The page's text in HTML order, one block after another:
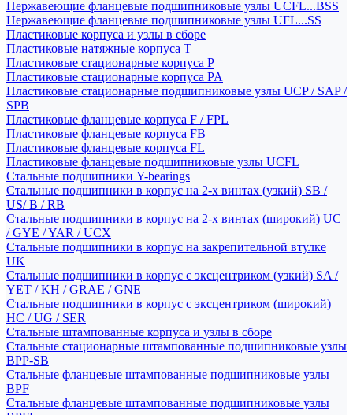
Нержавеющие фланцевые подшипниковые узлы UCFL...BSS
Нержавеющие фланцевые подшипниковые узлы UFL...SS
Пластиковые корпуса и узлы в сборе
Пластиковые натяжные корпуса T
Пластиковые стационарные корпуса P
Пластиковые стационарные корпуса PA
Пластиковые стационарные подшипниковые узлы UCP / SAP /
SPB
Пластиковые фланцевые корпуса F / FPL
Пластиковые фланцевые корпуса FB
Пластиковые фланцевые корпуса FL
Пластиковые фланцевые подшипниковые узлы UCFL
Стальные подшипники Y-bearings
Стальные подшипники в корпус на 2-х винтах (узкий) SB /
US/ B / RB
Стальные подшипники в корпус на 2-х винтах (широкий) UC
/ GYE / YAR / UCX
Стальные подшипники в корпус на закрепительной втулке
UK
Стальные подшипники в корпус с эксцентриком (узкий) SA /
YET / KH / GRAE / GNE
Стальные подшипники в корпус с эксцентриком (широкий)
HC / UG / SER
Стальные штампованные корпуса и узлы в сборе
Стальные стационарные штампованные подшипниковые узлы
BPP-SB
Стальные фланцевые штампованные подшипниковые узлы
BPF
Стальные фланцевые штампованные подшипниковые узлы